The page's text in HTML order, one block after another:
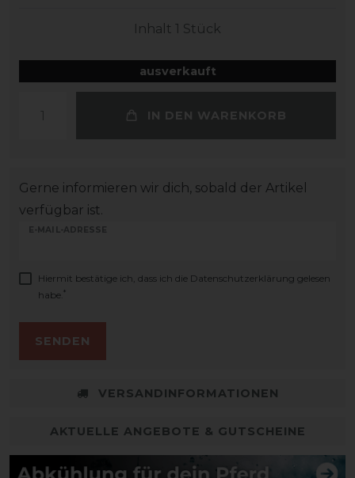
Inhalt 1 Stück
ausverkauft
IN DEN WARENKORB
Gerne informieren wir dich, sobald der Artikel
verfügbar ist.
E-MAIL-ADRESSE
Hiermit bestätige ich, dass ich die Daten­schutz­erklärung gelesen
habe. *
SENDEN
VERSANDINFORMATIONEN
AKTUELLE ANGEBOTE & GUTSCHEINE